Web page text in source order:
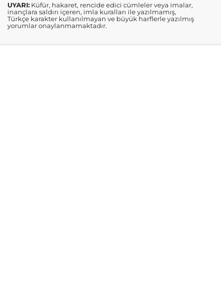
UYARI: Küfür, hakaret, rencide edici cümleler veya imalar,
inançlara saldırı içeren, imla kuralları ile yazılmamış,
Türkçe karakter kullanılmayan ve büyük harflerle yazılmış
yorumlar onaylanmamaktadır.